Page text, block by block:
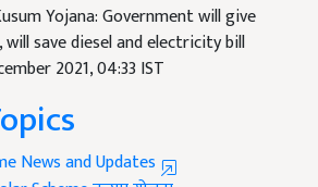
Yojana: Government will give
save diesel and electricity bill
2021, 04:33 IST
News and Updates